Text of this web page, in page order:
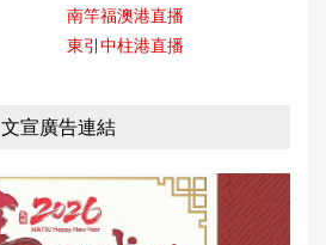
南竿福澳港直播
東引中柱港直播
文宣廣告連結